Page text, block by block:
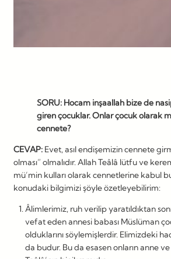
SORU: Hocam inşaallah bize de
giren çocuklar. Onlar çocuk olarak
cennete?
CEVAP: Evet, asıl endişemizin cennete
olması” olmalıdır. Allah Teâlâ lütfu ve
mü’min kulları olarak cennetlerine kabul
konudaki bilgimizi şöyle özetleyebilirim:
Âlimlerimiz, ruh verilip yaratıldıktan
vefat eden annesi babası Müslüman
olduklarını söylemişlerdir. Elimizdeki
da budur. Bu da esasen onların anne